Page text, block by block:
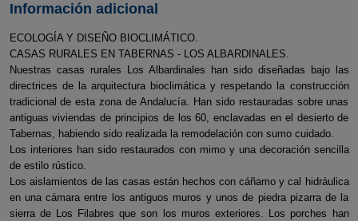
Información adicional
ECOLOGÍA Y DISEÑO BIOCLIMÁTICO.
CASAS RURALES EN TABERNAS - LOS ALBARDINALES.
Nuestras casas rurales Los Albardinales han sido diseñadas bajo las
directrices de la arquitectura bioclimática y respetando la construcción
tradicional de esta zona de Andalucía. Han sido restauradas sobre unas
antiguas viviendas de principios de los 60, enclavadas en el desierto de
Tabernas, habiendo sido realizada la remodelación con sumo cuidado.
Los interiores han sido restaurados con mimo y una decoración sencilla
de estilo rústico.
Los aislamientos de las casas están hechos con cáñamo y cal hidráulica
en una cámara entre los antiguos muros y unos de piedra pizarra de la
sierra de Los Filabres que son los muros exteriores. Los porches han